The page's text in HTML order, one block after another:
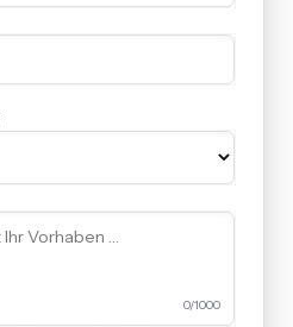
0/1000